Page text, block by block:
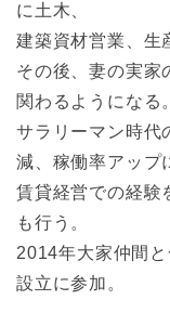
に土木、
建築資材営業、生
その後、妻の実家
関わるようになる。
サラリーマン時代
減、稼働率アップ
賃貸経営での経験
も行う。
2014年大家仲間
設立に参加。